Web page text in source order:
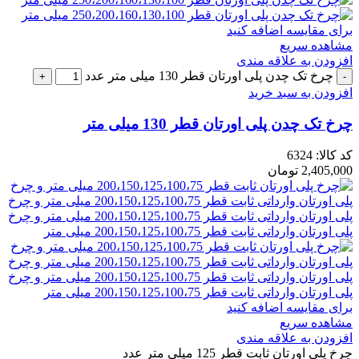
برای مقایسه اضافه کنید
مشاهده سریع
افزودن به علاقه مندی
چرخ تک چدن پلی اورتان قطر 130 میلی متر عدد
افزودن به سبد خرید
چرخ تک چدن پلی اورتان قطر 130 میلی متر
کد کالا: 6324
2,405,000 تومان
برای مقایسه اضافه کنید
مشاهده سریع
افزودن به علاقه مندی
چرخ پلی اورتان ثابت قطر 125 میلی متر عدد